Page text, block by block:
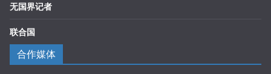
无国界记者
联合国
合作媒体